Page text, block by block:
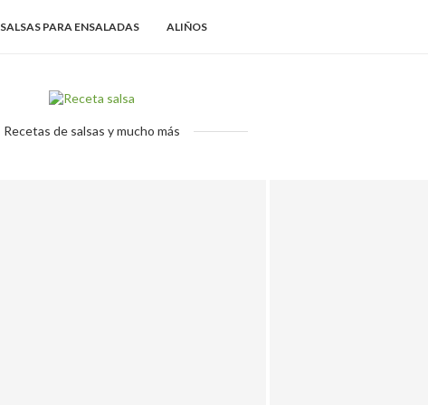
SALSAS PARA ENSALADAS ALIÑOS
Recetas de salsas y mucho más